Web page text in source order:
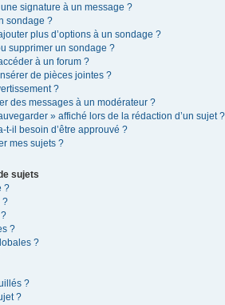
signature à un message ?
sondage ?
plus d’options à un sondage ?
supprimer un sondage ?
à un forum ?
de pièces jointes ?
?
des messages à un modérateur ?
» affiché lors de la rédaction d’un sujet ?
t-il besoin d’être approuvé ?
mes sujets ?
sujets
?
?
?
?
?
?